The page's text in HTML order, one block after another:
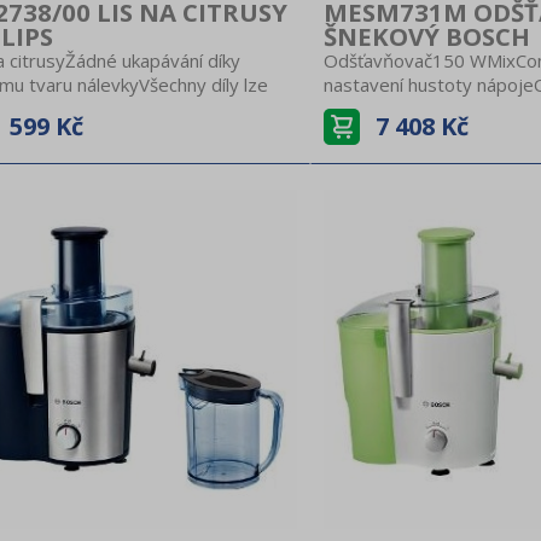
00 LIS NA CITRUSY
citrusyŽádné ukapávání díky
tvaru nálevkyVšechny díly lze
myčce nádobíIntegrovaný prostor
šňůryProtiskluzové
nádoby: 0,5 lPrůhledná
599 Kč
MESM731M
ŠNEKOVÝ BOSCH
Odšťavňovač150
nastavení hustoty
tritanový šnek3 filtryTichý
chodDripStopNádoba na
lNádoba na dužinu 1,3
7 408 Kč